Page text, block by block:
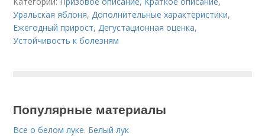
Уральская яблоня, Дополнительные характеристики,
Ежегодный прирост, Дегустационная оценка,
Устойчивость к болезням
Популярные материалы
Все о белом луке. Белый лук